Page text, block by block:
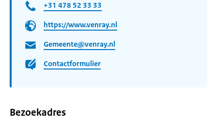
+31 478 52 33 33
https://www.venray.nl
Gemeente@venray.nl
Contactformulier
Bezoekadres